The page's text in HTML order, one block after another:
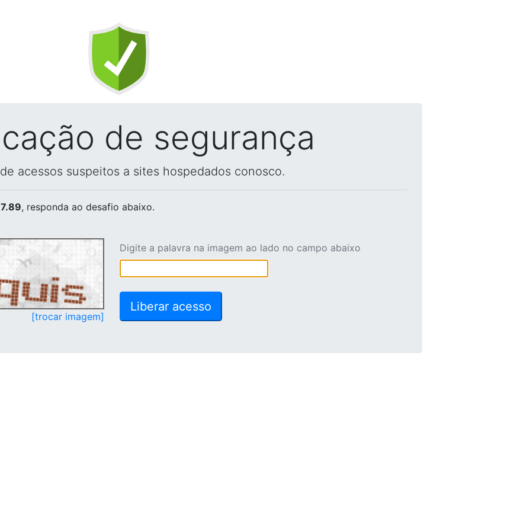
de segurança
acessos suspeitos a sites hospedados conosco.
, responda ao desafio abaixo.
[trocar imagem]
Digite a palavra na imagem ao lado no campo abaixo